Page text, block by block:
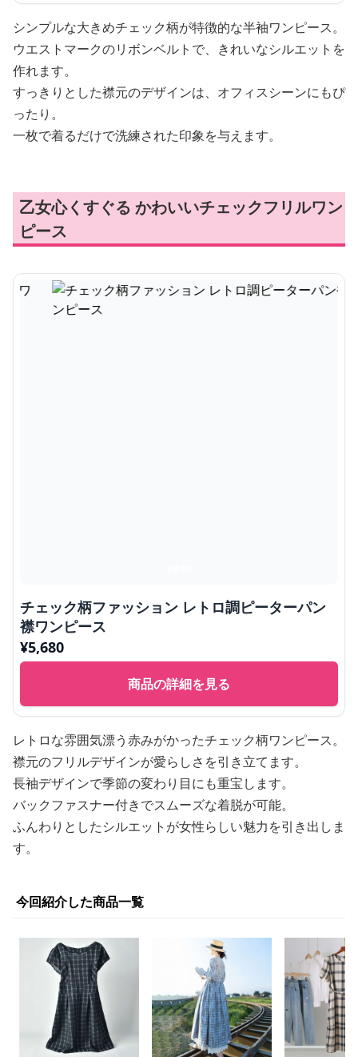
シンプルな大きめチェック柄が特徴的な半袖ワンピース。
ウエストマークのリボンベルトで、きれいなシルエットを
作れます。
すっきりとした襟元のデザインは、オフィスシーンにもぴ
ったり。
一枚で着るだけで洗練された印象を与えます。
乙女心くすぐる かわいいチェックフリルワン
ピース
チェック柄ファッション レトロ調ピーターパン
襟ワンピース
¥5,680
商品の詳細を見る
レトロな雰囲気漂う赤みがかったチェック柄ワンピース。
襟元のフリルデザインが愛らしさを引き立てます。
長袖デザインで季節の変わり目にも重宝します。
バックファスナー付きでスムーズな着脱が可能。
ふんわりとしたシルエットが女性らしい魅力を引き出しま
す。
今回紹介した商品一覧